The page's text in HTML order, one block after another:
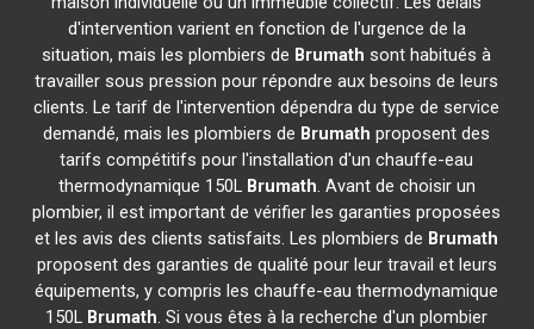
d'intervention varient en fonction de l'urgence de la
situation, mais les plombiers de Brumath sont habitués à
travailler sous pression pour répondre aux besoins de leurs
clients. Le tarif de l'intervention dépendra du type de service
demandé, mais les plombiers de Brumath proposent des
tarifs compétitifs pour l'installation d'un chauffe-eau
thermodynamique 150L Brumath. Avant de choisir un
plombier, il est important de vérifier les garanties proposées
et les avis des clients satisfaits. Les plombiers de Brumath
proposent des garanties de qualité pour leur travail et leurs
équipements, y compris les chauffe-eau thermodynamique
150L Brumath. Si vous êtes à la recherche d'un plombier